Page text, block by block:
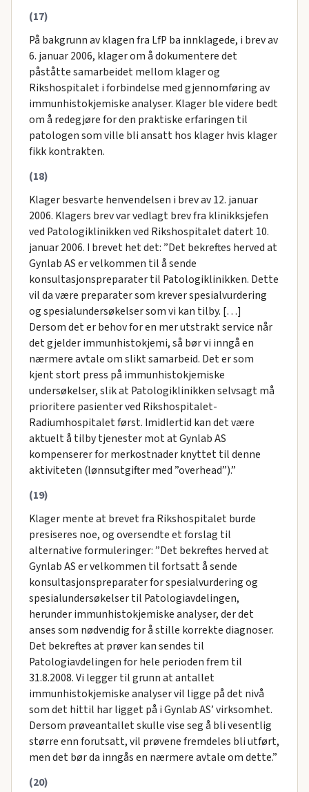
(17)
På bakgrunn av klagen fra LfP ba innklagede, i brev av
6. januar 2006, klager om å dokumentere det
påståtte samarbeidet mellom klager og
Rikshospitalet i forbindelse med gjennomføring av
immunhistokjemiske analyser. Klager ble videre bedt
om å redegjøre for den praktiske erfaringen til
patologen som ville bli ansatt hos klager hvis klager
fikk kontrakten.
(18)
Klager besvarte henvendelsen i brev av 12. januar
2006. Klagers brev var vedlagt brev fra klinikksjefen
ved Patologiklinikken ved Rikshospitalet datert 10.
januar 2006. I brevet het det: ”Det bekreftes herved at
Gynlab AS er velkommen til å sende
konsultasjonspreparater til Patologiklinikken. Dette
vil da være preparater som krever spesialvurdering
og spesialundersøkelser som vi kan tilby. […]
Dersom det er behov for en mer utstrakt service når
det gjelder immunhistokjemi, så bør vi inngå en
nærmere avtale om slikt samarbeid. Det er som
kjent stort press på immunhistokjemiske
undersøkelser, slik at Patologiklinikken selvsagt må
prioritere pasienter ved Rikshospitalet-
Radiumhospitalet først. Imidlertid kan det være
aktuelt å tilby tjenester mot at Gynlab AS
kompenserer for merkostnader knyttet til denne
aktiviteten (lønnsutgifter med ”overhead”).”
(19)
Klager mente at brevet fra Rikshospitalet burde
presiseres noe, og oversendte et forslag til
alternative formuleringer: ”Det bekreftes herved at
Gynlab AS er velkommen til fortsatt å sende
konsultasjonspreparater for spesialvurdering og
spesialundersøkelser til Patologiavdelingen,
herunder immunhistokjemiske analyser, der det
anses som nødvendig for å stille korrekte diagnoser.
Det bekreftes at prøver kan sendes til
Patologiavdelingen for hele perioden frem til
31.8.2008. Vi legger til grunn at antallet
immunhistokjemiske analyser vil ligge på det nivå
som det hittil har ligget på i Gynlab AS’ virksomhet.
Dersom prøveantallet skulle vise seg å bli vesentlig
større enn forutsatt, vil prøvene fremdeles bli utført,
men det bør da inngås en nærmere avtale om dette.”
(20)